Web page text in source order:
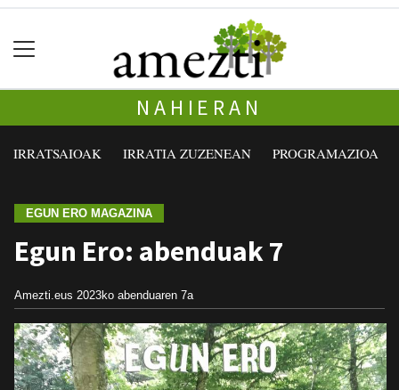
NAHIERAN
IRRATSAIOAK IRRATIA ZUZENEAN PROGRAMAZIOA
EGUN ERO MAGAZINA
Egun Ero: abenduak 7
Amezti.eus 2023ko abenduaren 7a